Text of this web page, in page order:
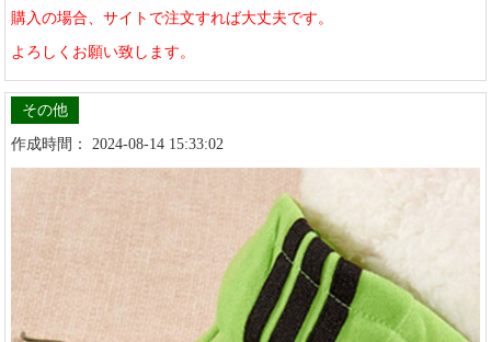
購入の場合、サイトで注文すれば大丈夫です。
よろしくお願い致します。
その他
作成時間： 2024-08-14 15:33:02